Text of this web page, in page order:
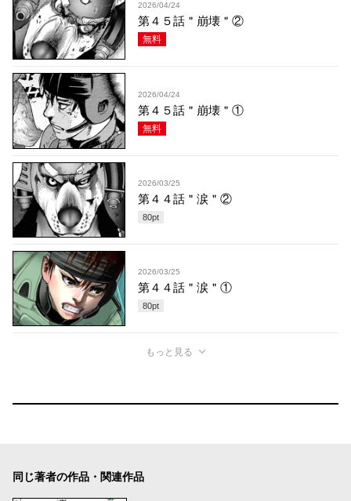
2026/04/24
第４５話＂崩壊＂②
無料
2026/04/24
第４５話＂崩壊＂①
無料
2026/03/25
第４４話＂涙＂②
80pt
2026/03/25
第４４話＂涙＂①
80pt
もっと見る
同じ著者の作品・関連作品